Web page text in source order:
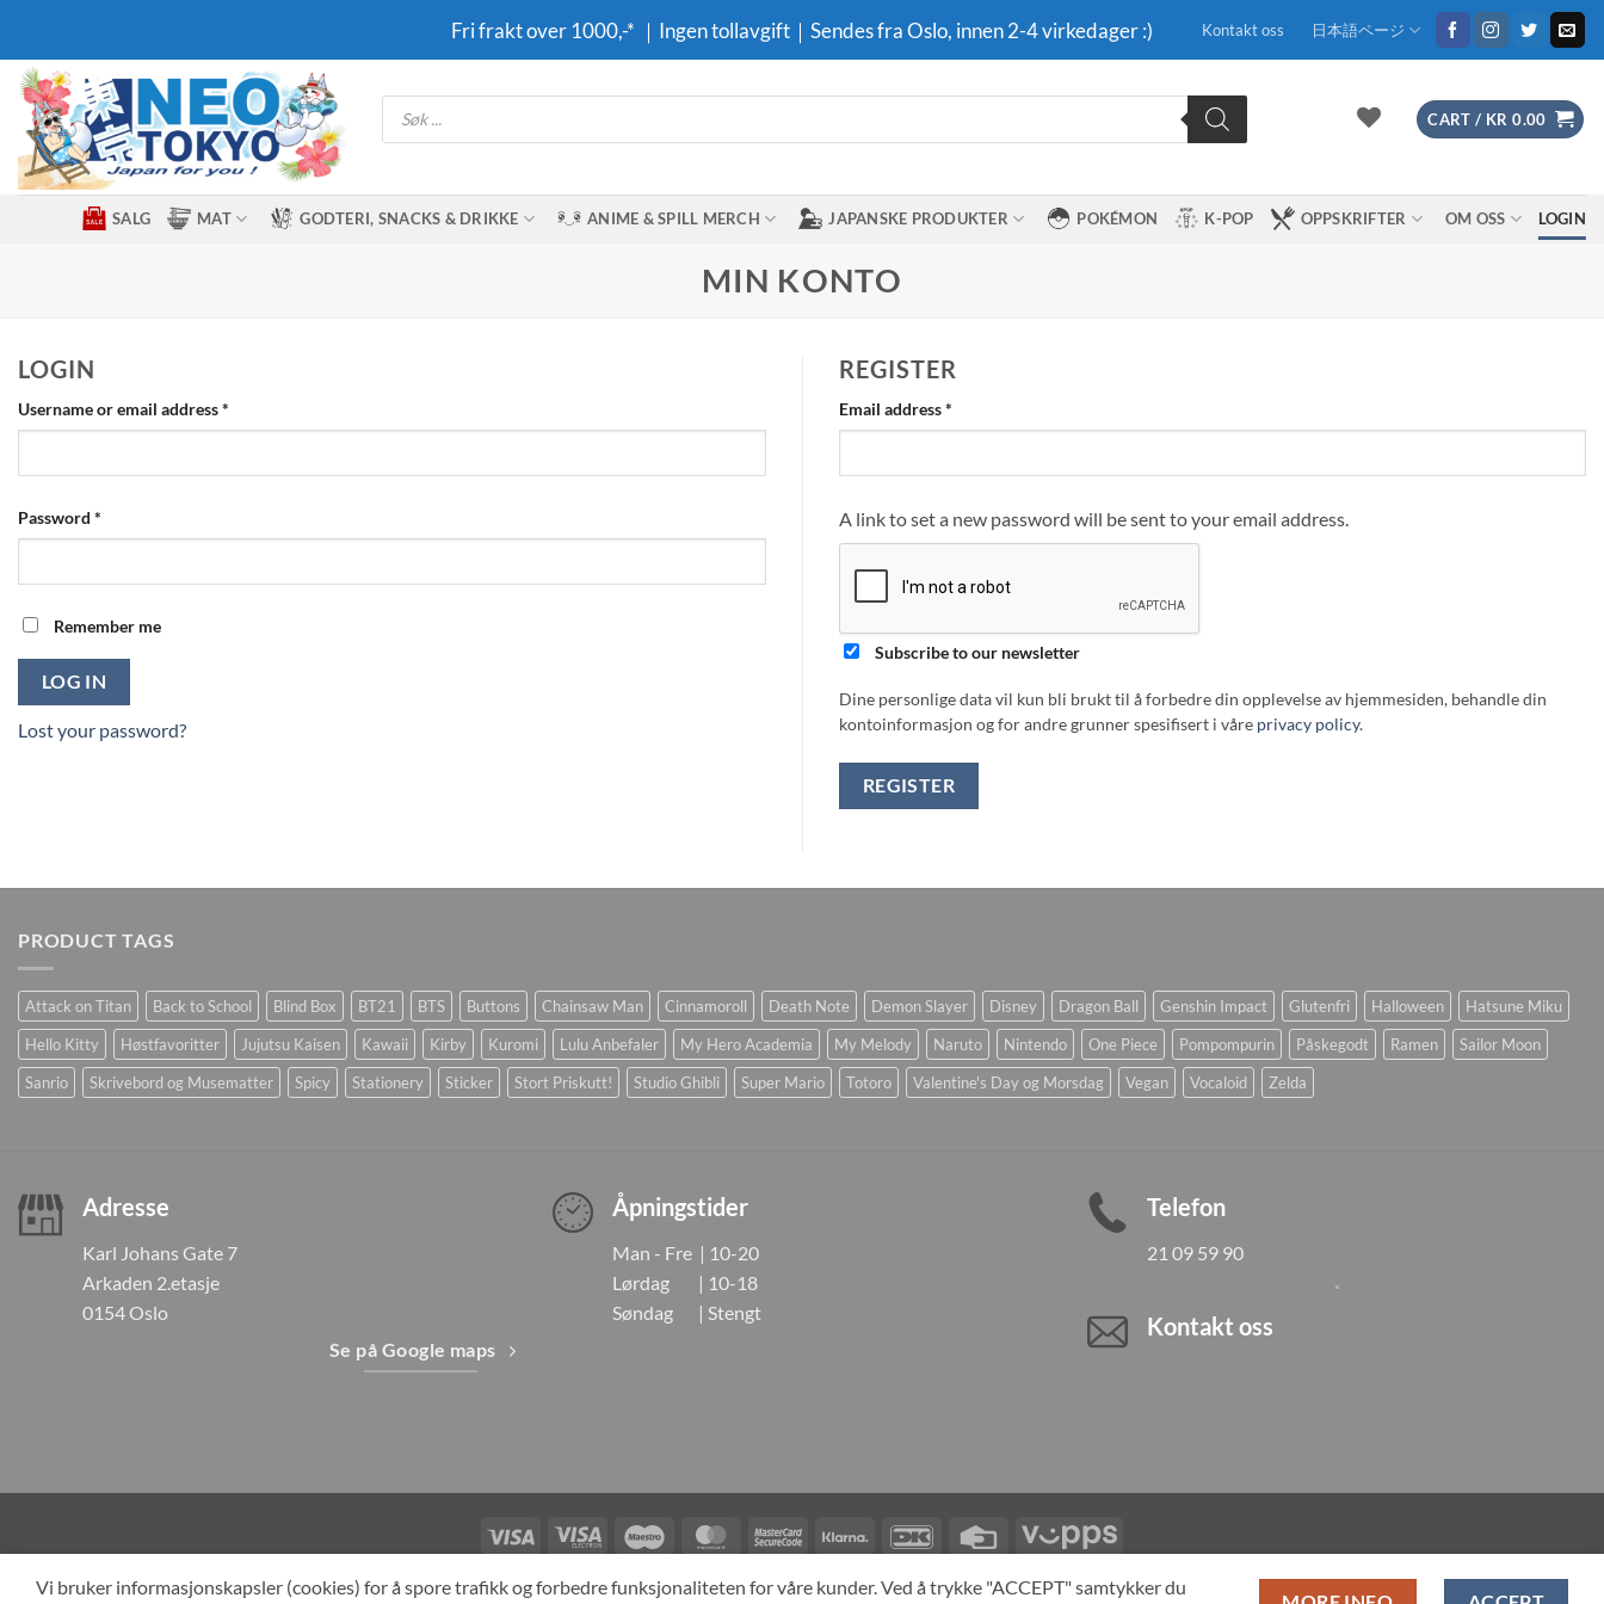
content
Fri frakt over 1000,-* ｜Ingen tollavgift｜Sendes fra Oslo, innen 2-4 virkedager :) Kontakt oss 日本語ページ
Products
search
CART / KR 0.00
SALG MAT GODTERI, SNACKS & DRIKKE ANIME & SPILL MERCH JAPANSKE PRODUKTER POKÉMON K-POP OPPSKRIFTER OM OSS LOGIN
MIN KONTO
LOGIN
Username or email address*
Password *
Remember me
LOG IN
Lost your password?
REGISTER
Email address*
A link to set a new password will be sent to your email address.
Subscribe to our newsletter
Dine personlige data vil kun bli brukt til å forbedre din opplevelse av hjemmesiden, behandle din
kontoinformasjon og for andre grunner spesifisert i våre privacy policy.
REGISTER
PRODUCT TAGS
Attack on Titan Back to School Blind Box BT21 BTS Buttons Chainsaw Man Cinnamoroll Death Note Demon Slayer Disney Dragon Ball Genshin Impact Glutenfri Halloween
Hatsune Miku
Hello Kitty
Høstfavoritter Jujutsu Kaisen Kawaii Kirby Kuromi Lulu Anbefaler My Hero Academia My Melody Naruto Nintendo One Piece Pompompurin Påskegodt Ramen
Sailor Moon
Sanrio
Skrivebord og Musematter Spicy Stationery Sticker Stort Priskutt! Studio Ghibli Super Mario Totoro Valentine's Day og Morsdag Vegan Vocaloid Zelda
Adresse
Karl Johans Gate 7
Arkaden 2.etasje
0154 Oslo
Se på Google maps
Åpningstider
Man - Fre | 10-20
Lørdag | 10-18
Søndag | Stengt
Telefon
21 09 59 90
Kontakt oss
Visa
Visa
Electron
Maestro MasterCardMasterCard
2
Klarna DanKort
Credit
Card
Vipps
TILBAKEKALLINGER KONTAKT OSS OM OSS SPESIALBESTILLING MIN KONTO ALL PRODUCTS
Vi bruker informasjonskapsler (cookies) for å spore trafikk og forbedre funksjonaliteten for våre kunder. Ved å trykke "ACCEPT" samtykker du